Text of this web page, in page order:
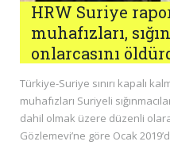
HRW Suriye
muhafızları,
onlarcasını
Türkiye-Suriye sınırı kapalı
muhafızları Suriyeli
dahil olmak üzere düzenli
Gözlemevi’ne göre Ocak